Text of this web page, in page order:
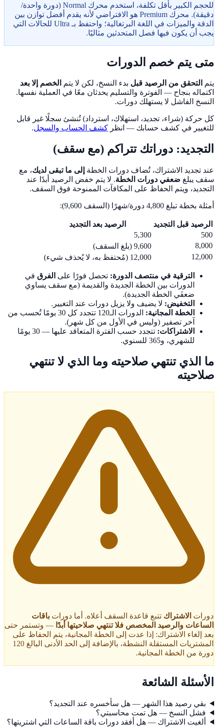
للحجم الكبير بأقل تكلفة، استخدم محرك Normal (دورة واحدة/
دقيقة). محرك Premium هو الافتراضي لأنه يقدم أفضل توازن بين
الدقة والميزات في اللغة البرتغالية؛ واحتفظ بـ Ultra للحالات التي
يجب أن يكون فيها فصل المتحدثين مثاليًا.
متى يتم خصم الدورات
يتم التحقق من الرصيد قبل بدء النسخ، لكن لا يتم الخصم إلا بعد
اكتماله بنجاح — الفوترة والتسليم يحدثان معًا في العملية نفسها.
النسخ الفاشل لا يستهلك دورات.
كل حركة (شراء، تجديد، استهلاك، استرداد) تُنشئ سجلًا غير قابل
للتغيير في كشف حسابك — انظر كشف الحساب والسجل.
التجديد: دوراتك تتراكم (مع سقف)
عند تجديد الاشتراك، تُضاف دورات الخطة إلى ما تبقى لديك، مع
سقف يبلغ ضعفي دورات الخطة. لا يتم خفض الرصيد أبدًا عند
التجديد، ويتم الحفاظ على المكافآت الممنوحة فوق السقف.
أمثلة بخطة تبلغ 4,800 دورة/شهرًا (السقف 9,600):
الرصيد قبل التجديد
الرصيد بعد التجديد
500
5,300
8,000
9,600 (بلغ السقف)
12,000
12,000 (مُحتفظ به، لا يُحذف شيء)
الترقية في منتصف الدورة: تحصل فورًا على الفرق في
الدورات بين الخطة الجديدة والقديمة (مع سقف يساوي
ضعفَي الخطة الجديدة).
التخفيض: لا يضيف ولا يزيل دورات عند التغيير.
الخطة المجانية:
الدورات الـ120 تتجدد كل 30 يومًا تُحسب من
آخر تصفير (وليس في الأول من كل شهر).
الاشتراكات:
تتجدد حسب الفترة المتعاقد عليها — 30 يومًا
للشهري، و365 للسنوي.
ما الذي تنتهي صلاحيته وما الذي لا تنتهي
صلاحيته
دورات الاشتراك تتبع قاعدة السقف أعلاه. أما دورات باقات
الساعات والرصيد المخصص فلا تنتهي صلاحيتها أبدًا — وتستمر حتى
بعد إلغاء الاشتراك: إذا عدت إلى الخطة المجانية، يتم الحفاظ على
المشتريات المستقلة النشطة، بالإضافة إلى الحد الأدنى البالغ 120
دورة من الخطة المجانية.
الأسئلة الشائعة
بقي رصيد هذا الشهر — هل سأخسره عند التجديد؟
فشل النسخ — هل تمت محاسبتي؟
ألغيت الاشتراك — هل أفقد دورات باقة الساعات التي اشتريتها؟